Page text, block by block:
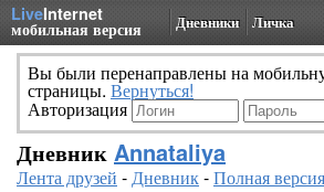
LiveInternet
мобильная версия Дневники Личка
Вы были перенаправлены на
страницы. Вернуться!
Авторизация
Дневник Annataliya
Лента друзей -Дневник-Полная версия